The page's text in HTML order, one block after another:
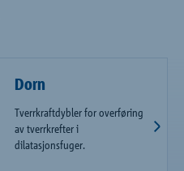
Dorn
Tverrkraftdybler for overføring
av tverrkrefter i
dilatasjonsfuger.